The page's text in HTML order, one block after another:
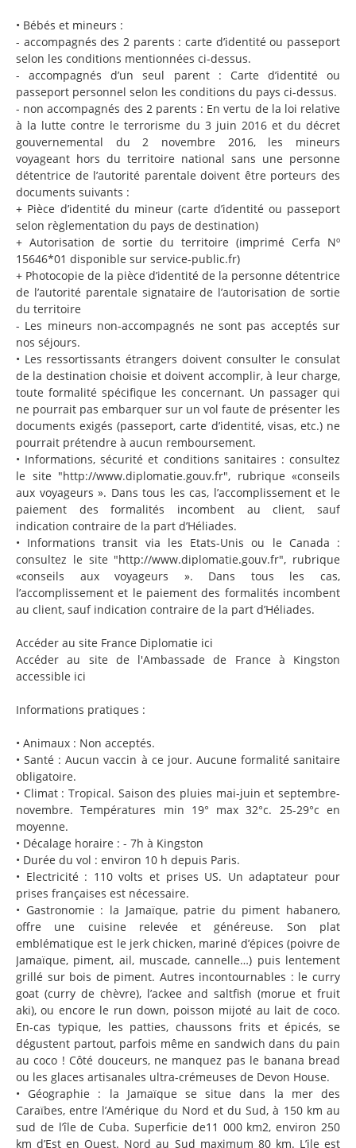
• Bébés et mineurs :
- accompagnés des 2 parents : carte d’identité ou passeport
selon les conditions mentionnées ci-dessus.
- accompagnés d’un seul parent : Carte d’identité ou
passeport personnel selon les conditions du pays ci-dessus.
- non accompagnés des 2 parents : En vertu de la loi relative
à la lutte contre le terrorisme du 3 juin 2016 et du décret
gouvernemental du 2 novembre 2016, les mineurs
voyageant hors du territoire national sans une personne
détentrice de l’autorité parentale doivent être porteurs des
documents suivants :
+ Pièce d’identité du mineur (carte d’identité ou passeport
selon règlementation du pays de destination)
+ Autorisation de sortie du territoire (imprimé Cerfa Nº
15646*01 disponible sur service-public.fr)
+ Photocopie de la pièce d’identité de la personne détentrice
de l’autorité parentale signataire de l’autorisation de sortie
du territoire
- Les mineurs non-accompagnés ne sont pas acceptés sur
nos séjours.
• Les ressortissants étrangers doivent consulter le consulat
de la destination choisie et doivent accomplir, à leur charge,
toute formalité spécifique les concernant. Un passager qui
ne pourrait pas embarquer sur un vol faute de présenter les
documents exigés (passeport, carte d’identité, visas, etc.) ne
pourrait prétendre à aucun remboursement.
• Informations, sécurité et conditions sanitaires : consultez
le site "http://www.diplomatie.gouv.fr", rubrique «conseils
aux voyageurs ». Dans tous les cas, l’accomplissement et le
paiement des formalités incombent au client, sauf
indication contraire de la part d’Héliades.
• Informations transit via les Etats-Unis ou le Canada :
consultez le site "http://www.diplomatie.gouv.fr", rubrique
«conseils aux voyageurs ». Dans tous les cas,
l’accomplissement et le paiement des formalités incombent
au client, sauf indication contraire de la part d’Héliades.
Accéder au site France Diplomatie ici
Accéder au site de l'Ambassade de France à Kingston
accessible ici
Informations pratiques :
• Animaux : Non acceptés.
• Santé : Aucun vaccin à ce jour. Aucune formalité sanitaire
obligatoire.
• Climat : Tropical. Saison des pluies mai-juin et septembre-
novembre. Températures min 19° max 32°c. 25-29°c en
moyenne.
• Décalage horaire : - 7h à Kingston
• Durée du vol : environ 10 h depuis Paris.
• Electricité : 110 volts et prises US. Un adaptateur pour
prises françaises est nécessaire.
• Gastronomie : la Jamaïque, patrie du piment habanero,
offre une cuisine relevée et généreuse. Son plat
emblématique est le jerk chicken, mariné d’épices (poivre de
Jamaïque, piment, ail, muscade, cannelle…) puis lentement
grillé sur bois de piment. Autres incontournables : le curry
goat (curry de chèvre), l’ackee and saltfish (morue et fruit
aki), ou encore le run down, poisson mijoté au lait de coco.
En-cas typique, les patties, chaussons frits et épicés, se
dégustent partout, parfois même en sandwich dans du pain
au coco ! Côté douceurs, ne manquez pas le banana bread
ou les glaces artisanales ultra-crémeuses de Devon House.
• Géographie : la Jamaïque se situe dans la mer des
Caraïbes, entre l’Amérique du Nord et du Sud, à 150 km au
sud de l’île de Cuba. Superficie de11 000 km2, environ 250
km d’Est en Ouest. Nord au Sud maximum 80 km. L’ile est